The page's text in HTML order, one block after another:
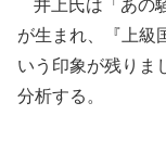
井上氏は「あの
が生まれ、『上級
いう印象が残りま
分析する。